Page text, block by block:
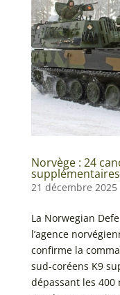
Norvège : 24
supplémentaires
21 décembre 2025
La Norwegian
l’agence
confirme la
sud-coréens K9
dépassant les